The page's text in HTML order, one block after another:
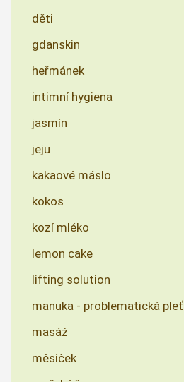
děti
gdanskin
heřmánek
intimní hygiena
jasmín
jeju
kakaové máslo
kokos
kozí mléko
lemon cake
lifting solution
manuka - problematická pleť
masáž
měsíček